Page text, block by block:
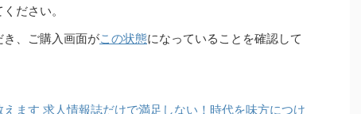
ださい。
き、ご購入画面がこの状態になっていることを確認して
ます 求人情報誌だけで満足しない！時代を味方につけ